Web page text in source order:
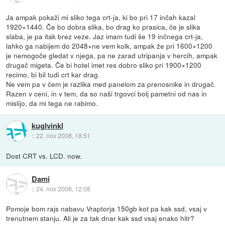
Ja ampak pokaži mi sliko tega crt-ja, ki bo pri 17 inčah kazal
1920×1440. Če bo dobra slika, bo drag ko prasica, če je slika
slaba, je pa itak brez veze. Jaz imam tudi še 19 inčnega crt-ja,
lahko ga nabijem do 2048×ne vem kolk, ampak že pri 1600×1200
je nemogoče gledat v njega, pa ne zarad utripanja v hercih, ampak
drugač migeta. Če bi hotel imet res dobro sliko pri 1900×1200
recimo, bi bil tudi crt kar drag.
Ne vem pa v čem je razlika med panelom za prenosnike in drugač.
Razen v ceni, in v tem, da so naši trgovci bolj pametni od nas in
mislijo, da mi tega ne rabimo.
kuglvinkl
::22. nov 2008, 18:51
Dost CRT vs. LCD. now.
Dami
::24. nov 2008, 12:08
Pomoje bom rajs nabavu Vraptorja 150gb kot pa kak ssd, vsaj v
trenutnem stanju. Ali je za tak dnar kak ssd vsaj enako hitr?